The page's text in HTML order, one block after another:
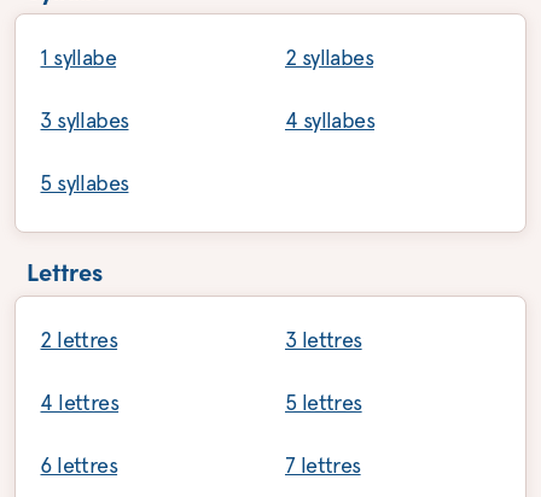
1 syllabe 2 syllabes
3 syllabes 4 syllabes
5 syllabes
Lettres
2 lettres 3 lettres
4 lettres 5 lettres
6 lettres 7 lettres